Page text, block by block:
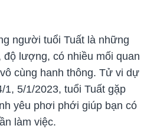
người tuổi Tuất là những
lượng, có nhiều mối quan
cùng hanh thông. Tử vi dự
1, 5/1/2023, tuổi Tuất gặp
yêu phơi phới giúp bạn có
làm việc.